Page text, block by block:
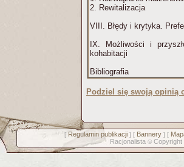
2. Rewitalizacja
VIII. Błędy i krytyka.
IX. Możliwości i
kohabitacji
Bibliografia
Podziel się swoją opinią
[ Regulamin publikacji] [ Bannery] [
Racjonalista © Copyright